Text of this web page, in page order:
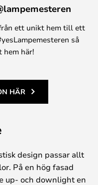
ett unikt hem till ett
så
hem här!
HÄR
design passar allt
På en hög fasad
up- och downlight en